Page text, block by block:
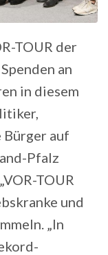
TOUR der
an
in diesem
Bürger auf
Pfalz
TOUR
und
„In